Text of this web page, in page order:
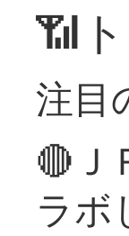
📶
注目
🔴Ｊ
ラボ